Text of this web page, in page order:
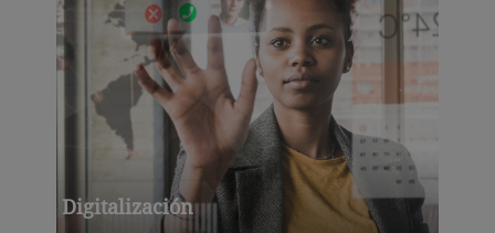
Digitalización